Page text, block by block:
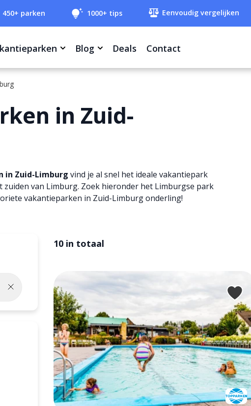
450+ parken 1000+ tips Eenvoudig vergelijken
Blog Deals Contact
in Zuid-
in Zuid-Limburg vind je al snel het ideale vakantiepark
van Limburg. Zoek hieronder het Limburgse park
vakantieparken in Zuid-Limburg onderling!
Filteren
10 in totaal